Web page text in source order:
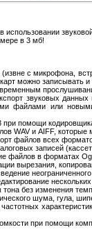
использовании
в 3 мб!
с микрофона,
можно записывать и
звуковых данных в
файлами или
помощи кодировщика
и AIFF, которые
файлов всех
записей (кассет,
в форматах Ogg
вырезания,
неограниченного
нескольких
без изменения
шума, гула,
характеристик
при помощи